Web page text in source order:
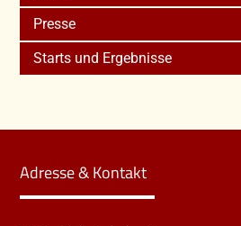
Presse
Starts und Ergebnisse
Adresse & Kontakt